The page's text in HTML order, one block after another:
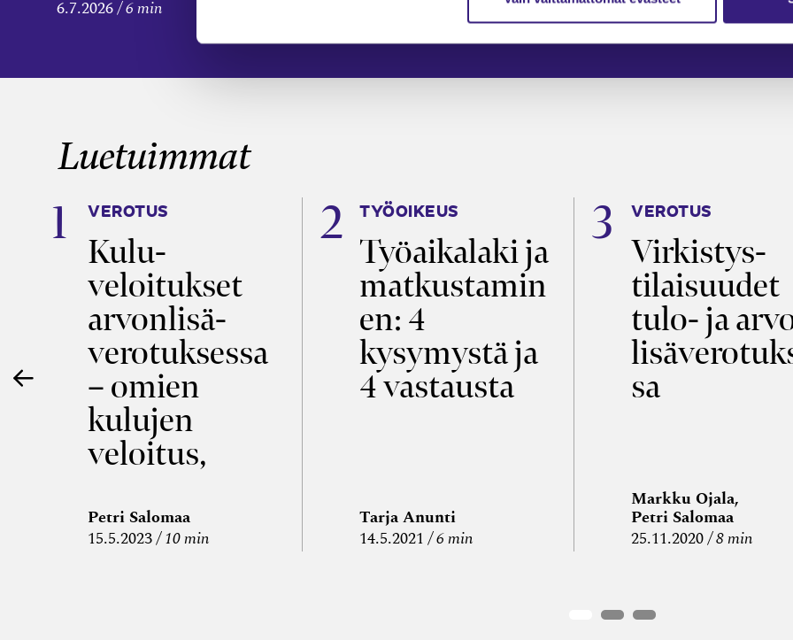
6.7.2026 6 min
12.6.2026
Luetuimmat
VEROTUS
Kulu­
veloitukset
arvon­lisä­
verotuksessa
– omien
kulujen
veloitus,
edelleen­
veloitus ja
Petri Salomaa
15.5.2023 10 min
TYÖOIKEUS
Työaikalaki ja
matkustamin
en: 4
kysymystä ja
4 vastausta
Tarja Anunti
14.5.2021
6 min
VEROTUS
Virkistys­
tilaisuudet
tulo- ja
sa
Markku Ojala,
Petri Salomaa
25.11.2020 8 min